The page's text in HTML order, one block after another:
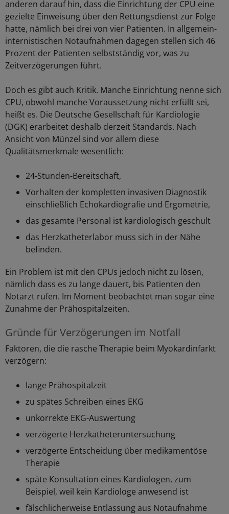
anderen darauf hin, dass die Einrichtung der CPU eine
gezielte Einweisung über den Rettungsdienst zur Folge
hatte, nämlich bei drei von vier Patienten. In allgemein-
internistischen Notaufnahmen dagegen stellen sich 46
Prozent der Patienten selbstständig vor, was zu
Zeitverzögerungen führt.
Doch es gibt auch Kritik. Manche Einrichtung nenne sich
CPU, obwohl manche Voraussetzung nicht erfüllt sei,
heißt es. Die Deutsche Gesellschaft für Kardiologie
(DGK) erarbeitet deshalb derzeit Standards. Nach
Ansicht von Münzel sind vor allem diese
Qualitätsmerkmale wesentlich:
24-Stunden-Bereitschaft,
Vorhalten der kompletten invasiven Diagnostik
einschließlich Echokardiografie und Ergometrie,
das gesamte Personal ist kardiologisch geschult
das Herzkatheterlabor muss sich in der Nähe
befinden.
Ein Problem ist mit den CPUs jedoch nicht zu lösen,
nämlich dass es zu lange dauert, bis Patienten den
Notarzt rufen. Im Moment beobachtet man sogar eine
Zunahme der Prähospitalzeiten.
Gründe für Verzögerungen im Notfall
Faktoren, die die rasche Therapie beim Myokardinfarkt
verzögern:
lange Prähospitalzeit
zu spätes Schreiben eines EKG
unkorrekte EKG-Auswertung
verzögerte Herzkatheteruntersuchung
verzögerte Entscheidung über medikamentöse
Therapie
späte Konsultation eines Kardiologen, zum
Beispiel, weil kein Kardiologe anwesend ist
fälschlicherweise Entlassung aus Notaufnahme